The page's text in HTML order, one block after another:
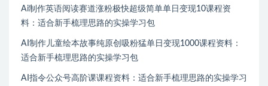
Ai制作英语阅读赛道涨粉极快超级简单单日变现10课程资
料：适合新手梳理思路的实操学习包
AI制作儿童绘本故事纯原创吸粉猛单日变现1000课程资料：
适合新手梳理思路的实操学习包
AI指令公众号高阶课课程资料：适合新手梳理思路的实操学习